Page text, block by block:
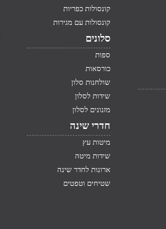
קונסולות כפריות
קונסולות עם מגירות
סלונים
ספות
כורסאות
שולחנות סלון
שידות לסלון
מזנונים לסלון
חדרי שינה
מיטות עץ
שידות מיטה
ארונות לחדר שינה
שטיחים וטפטים